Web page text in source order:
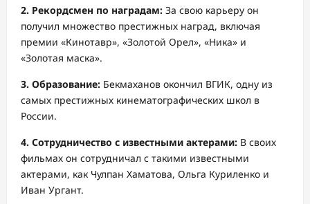
2. Рекордсмен по наградам: За свою карьеру он
получил множество престижных наград, включая
премии «Кинотавр», «Золотой Орел», «Ника» и
«Золотая маска».
3. Образование: Бекмаханов окончил ВГИК, одну из
самых престижных кинематографических школ в
России.
4. Сотрудничество с известными актерами: В своих
фильмах он сотрудничал с такими известными
актерами, как Чулпан Хаматова, Ольга Куриленко и
Иван Ургант.